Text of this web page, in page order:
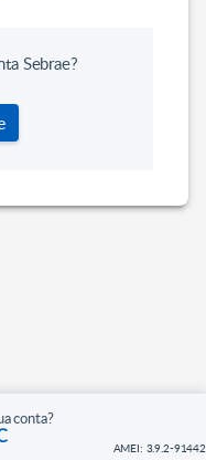
conta?
Sebrae?
AMEI: 3.9.2-91442